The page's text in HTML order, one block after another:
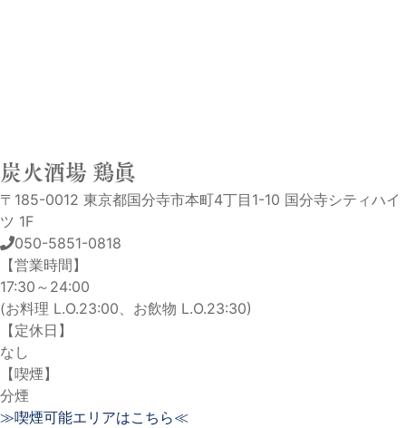
炭火酒場 鶏眞
〒185-0012 東京都国分寺市本町4丁目1-10 国分寺シティハイ
ツ 1F
050-5851-0818
【営業時間】
17:30～24:00
(お料理 L.O.23:00、お飲物 L.O.23:30)
【定休日】
なし
【喫煙】
分煙
≫喫煙可能エリアはこちら≪